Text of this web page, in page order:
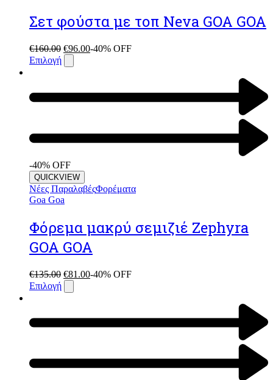
Σετ φούστα με τοπ Neva GOA GOA
€160.00 €96.00-40% OFF
Επιλογή
-40% OFF
QUICKVIEW
Νέες ΠαραλαβέςΦορέματα
Goa Goa
Φόρεμα μακρύ σεμιζιέ Zephyra
GOA GOA
€135.00 €81.00-40% OFF
Επιλογή